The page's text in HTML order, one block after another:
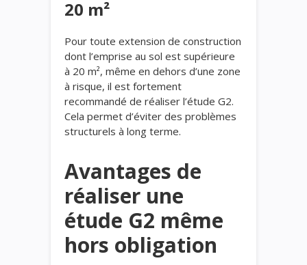
20 m²
Pour toute extension de construction
dont l’emprise au sol est supérieure
à 20 m², même en dehors d’une zone
à risque, il est fortement
recommandé de réaliser l’étude G2.
Cela permet d’éviter des problèmes
structurels à long terme.
Avantages de
réaliser une
étude G2 même
hors obligation